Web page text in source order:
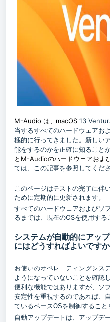
M-Audio は、macOS 13
当するすべてのハードウェアお
極的に行ってきました。 新しい
能をするのかを正確に知ることが
と M-Audioのハードウェアおよ
ては、この記事を参照してくださ
このページはテストの完了に伴
ために定期的に更新されます。
すべてのハードウェアおよびソ
るまでは、現在のOSを使用する
システムが自動的にアッ
にはどうすればよいですか
お使いのオペレーティングシス
ようになっていないことを確認
便利な機能ではありますが、ソ
安定性を重視するのであれば、
ているベースOSを制御すること
自動アップデートは、アップデ